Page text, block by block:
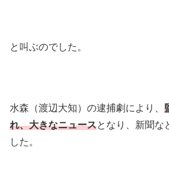
と叫ぶのでした。
水森（渡辺大知）の逮捕劇により、
れ、大きなニュースとなり、新聞な
した。